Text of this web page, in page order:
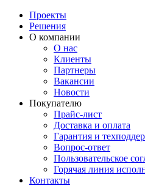
Проекты
Решения
О компании
О нас
Клиенты
Партнеры
Вакансии
Новости
Покупателю
Прайс-лист
Доставка и оплата
Гарантия и
Вопрос-ответ
Пользовательское
Горячая линия
Контакты